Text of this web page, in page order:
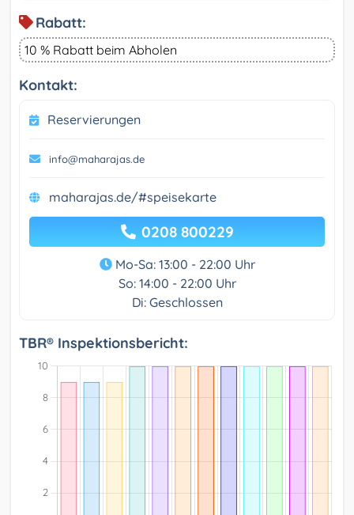
Rabatt:
10 % Rabatt beim Abholen
Kontakt:
Reservierungen
info@maharajas.de
maharajas.de/#speisekarte
0208 800229
Mo-Sa: 13:00 - 22:00 Uhr
So: 14:00 - 22:00 Uhr
Di: Geschlossen
TBR® Inspektionsbericht: